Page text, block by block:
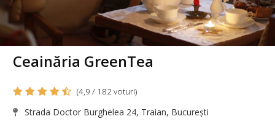
Ceainăria GreenTea
(4,9 / 182 voturi)
Strada Doctor Burghelea 24, Traian, București